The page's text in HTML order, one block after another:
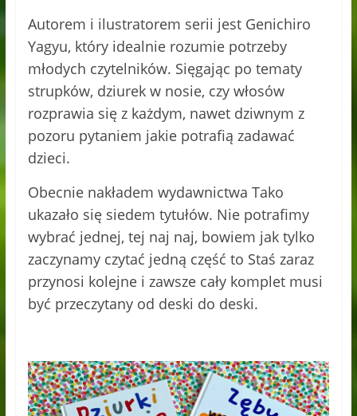
Autorem i ilustratorem serii jest Genichiro
Yagyu, który idealnie rozumie potrzeby
młodych czytelników. Sięgając po tematy
strupków, dziurek w nosie, czy włosów
rozprawia się z każdym, nawet dziwnym z
pozoru pytaniem jakie potrafią zadawać
dzieci.
Obecnie nakładem wydawnictwa Tako
ukazało się siedem tytułów. Nie potrafimy
wybrać jednej, tej naj naj, bowiem jak tylko
zaczynamy czytać jedną część to Staś zaraz
przynosi kolejne i zawsze cały komplet musi
być przeczytany od deski do deski.